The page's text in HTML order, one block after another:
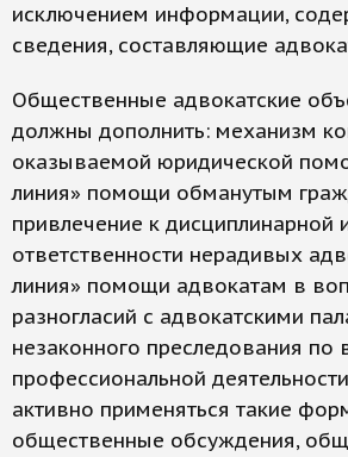
исключением информации,
сведения, составляющие
Общественные адвокатские
должны дополнить: механизм
оказываемой юридической
линия» помощи обманутым
привлечение к дисциплинарной
ответственности нерадивых
линия» помощи адвокатам в
разногласий с адвокатскими
незаконного преследования по
профессиональной
активно применяться такие
общественные обсуждения,